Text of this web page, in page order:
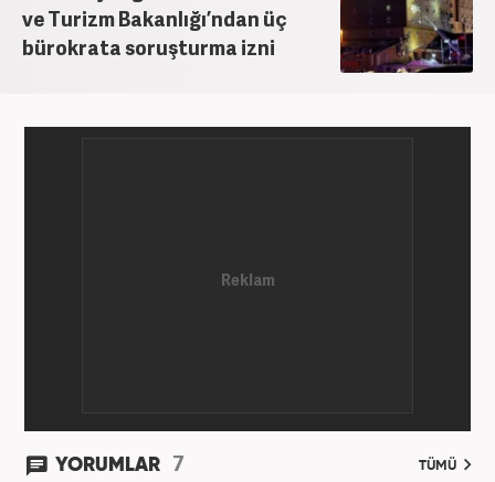
ve Turizm Bakanlığı’ndan üç
bürokrata soruşturma izni
YORUMLAR 7 TÜMÜ